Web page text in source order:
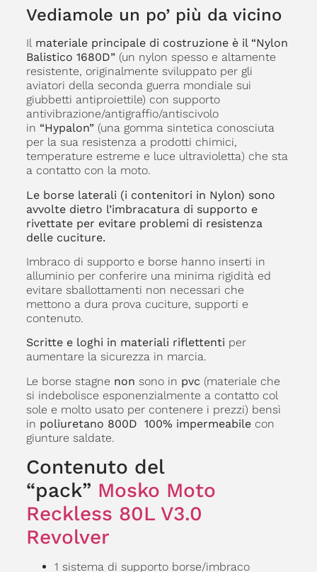
Vediamole un po’ più da vicino
Il materiale principale di costruzione è il “Nylon
Balistico 1680D”(un nylon spesso e altamente
resistente, originalmente sviluppato per gli
aviatori della seconda guerra mondiale sui
giubbetti antiproiettile) con supporto
antivibrazione/antigraffio/antiscivolo
in “Hypalon”(una gomma sintetica conosciuta
per la sua resistenza a prodotti chimici,
temperature estreme e luce ultravioletta) che sta
a contatto con la moto.
Le borse laterali (i contenitori in Nylon) sono
avvolte dietro l’imbracatura di supporto e
rivettate per evitare problemi di resistenza
delle cuciture.
Imbraco di supporto e borse hanno inserti in
alluminio per conferire una minima rigidità ed
evitare sballottamenti non necessari che
mettono a dura prova cuciture, supporti e
contenuto.
Scritte e loghi in materiali riflettenti per
aumentare la sicurezza in marcia.
Le borse stagne non sono in pvc (materiale che
si indebolisce esponenzialmente a contatto col
sole e molto usato per contenere i prezzi) bensì
in poliuretano 800D 100% impermeabilecon
giunture saldate.
Contenuto del
“pack” Mosko Moto
Reckless 80L V3.0
Revolver
1 sistema di supporto borse/imbraco